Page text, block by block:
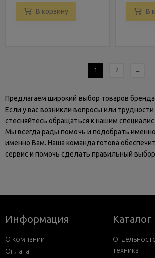
В корзину В
1 2 →
Предлагаем широкий выбор товаров
Если у вас возникли вопросы или
стесняйтесь обращаться к нашим
Мы всегда рады помочь и подобрать
именно Вам. Наша команда готова
сервис и помочь сделать правильный
Информация
О компании
Оплата
Каталог
техника